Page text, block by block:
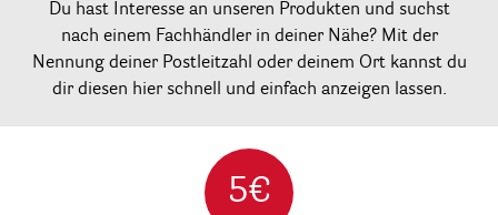
Du hast Interesse an unseren Produkten und suchst
nach einem Fachhändler in deiner Nähe? Mit der
Nennung deiner Postleitzahl oder deinem Ort kannst du
dir diesen hier schnell und einfach anzeigen lassen.
5€